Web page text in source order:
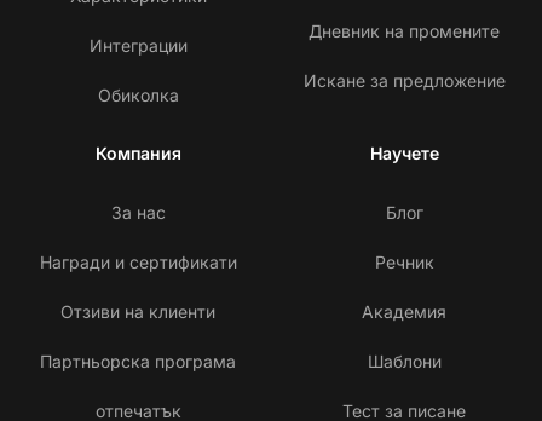
Интеграции
Обиколка
Дневник на промените
Искане за предложение
Компания
За нас
Награди и сертификати
Отзиви на клиенти
Партньорска програма
отпечатък
Научете
Блог
Речник
Академия
Шаблони
Тест за писане